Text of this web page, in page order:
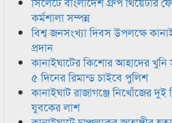
কর্মশালা সম্পন্ন
বিশ্ব জনসংখ্যা দিবস উপলক্ষে
প্রদান
কানাইঘাটের কিশোর আহাদের
৫ দিনের রিমান্ড চাইবে পুলিশ
কানাইঘাট রাজাগঞ্জে নিখোঁজের
যুবকের লাশ